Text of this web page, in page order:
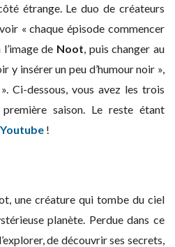
étrange. Le duo de créateurs
« chaque épisode commencer
de Noot , puis changer au
y insérer un peu d’humour noir »,
Ci-dessous, vous avez les trois
saison. Le reste étant
!
une créature qui tombe du ciel
planète. Perdue dans ce
de découvrir ses secrets,